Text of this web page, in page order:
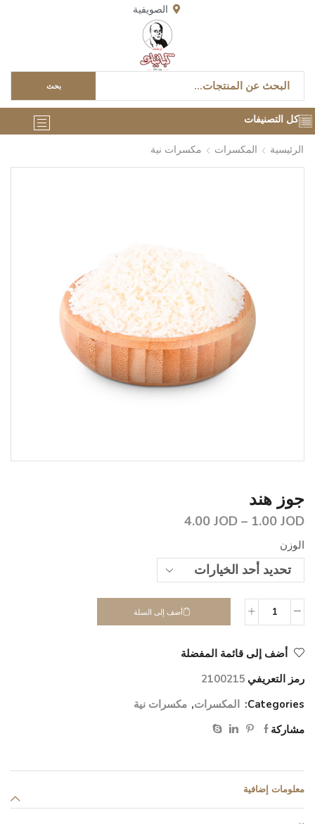
الصويفية
بحث
كل التصنيفات
الرئيسية المكسرات مكسرات نية
جوز هند
1.00 JOD
–
4.00 JOD
الوزن
أضف إلى السلة
أضف إلى قائمة المفضلة
رمز التعريفي 2100215
Categories: المكسرات, مكسرات نية
مشاركة
معلومات إضافية